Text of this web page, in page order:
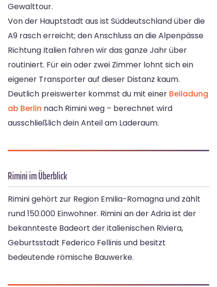
Gewalttour.
Von der Hauptstadt aus ist Süddeutschland über die
A9 rasch erreicht; den Anschluss an die Alpenpässe
Richtung Italien fahren wir das ganze Jahr über
routiniert. Für ein oder zwei Zimmer lohnt sich ein
eigener Transporter auf dieser Distanz kaum.
Deutlich preiswerter kommst du mit einer Beiladung
ab Berlin nach Rimini weg – berechnet wird
ausschließlich dein Anteil am Laderaum.
Rimini im Überblick
Rimini gehört zur Region Emilia-Romagna und zählt
rund 150.000 Einwohner. Rimini an der Adria ist der
bekannteste Badeort der italienischen Riviera,
Geburtsstadt Federico Fellinis und besitzt
bedeutende römische Bauwerke.